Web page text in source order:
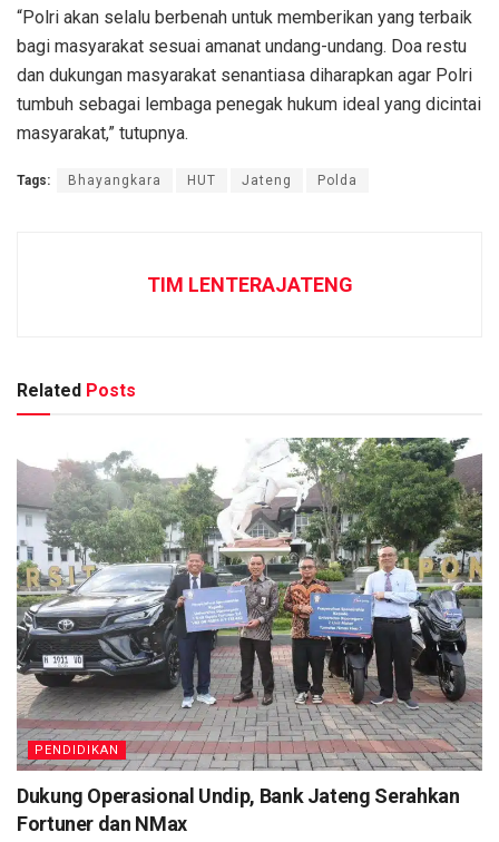
“Polri akan selalu berbenah untuk memberikan yang terbaik
bagi masyarakat sesuai amanat undang-undang. Doa restu
dan dukungan masyarakat senantiasa diharapkan agar Polri
tumbuh sebagai lembaga penegak hukum ideal yang dicintai
masyarakat,” tutupnya.
Tags: Bhayangkara HUT Jateng Polda
TIM LENTERAJATENG
Related Posts
PENDIDIKAN
Dukung Operasional Undip, Bank Jateng Serahkan
Fortuner dan NMax